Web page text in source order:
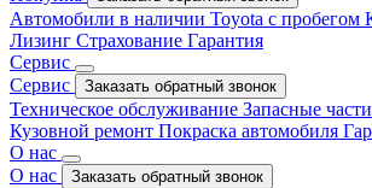
Автомобили в наличии Toyota с пробегом
Лизинг Страхование Гарантия
Сервис
Сервис
Заказать обратный звонок
Техническое обслуживание Запасные части
Кузовной ремонт Покраска автомобиля
О нас
О нас
Заказать обратный звонок